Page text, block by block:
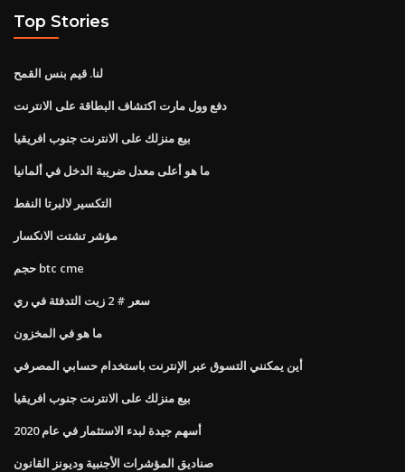
Top Stories
لنا. قيم بنس القمح
دفع وول مارت اكتشاف البطاقة على الانترنت
بيع منزلك على الانترنت جنوب افريقيا
ما هو أعلى معدل ضريبة الدخل في ألمانيا
التكسير لالبرتا النفط
مؤشر تشتت الانكسار
حجم btc cme
سعر # 2 زيت التدفئة في ري
ما هو في المخزون
أين يمكنني التسوق عبر الإنترنت باستخدام حسابي المصرفي
بيع منزلك على الانترنت جنوب افريقيا
أسهم جيدة لبدء الاستثمار في عام 2020
صناديق المؤشرات الأجنبية وديونز القانون